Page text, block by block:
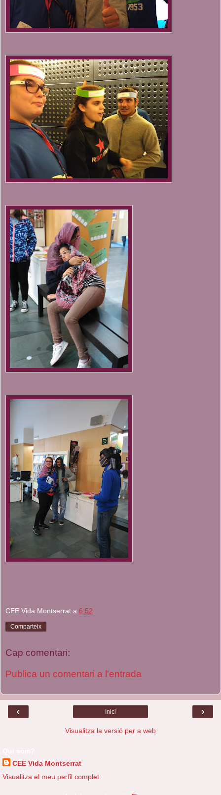
CEE Vida Montserrat a 6:52
Comparteix
Cap comentari:
Publica un comentari a l'entrada
‹ ›
Inici
Visualitza la versió per a web
CEE Vida Montserrat
Visualitza el meu perfil complet